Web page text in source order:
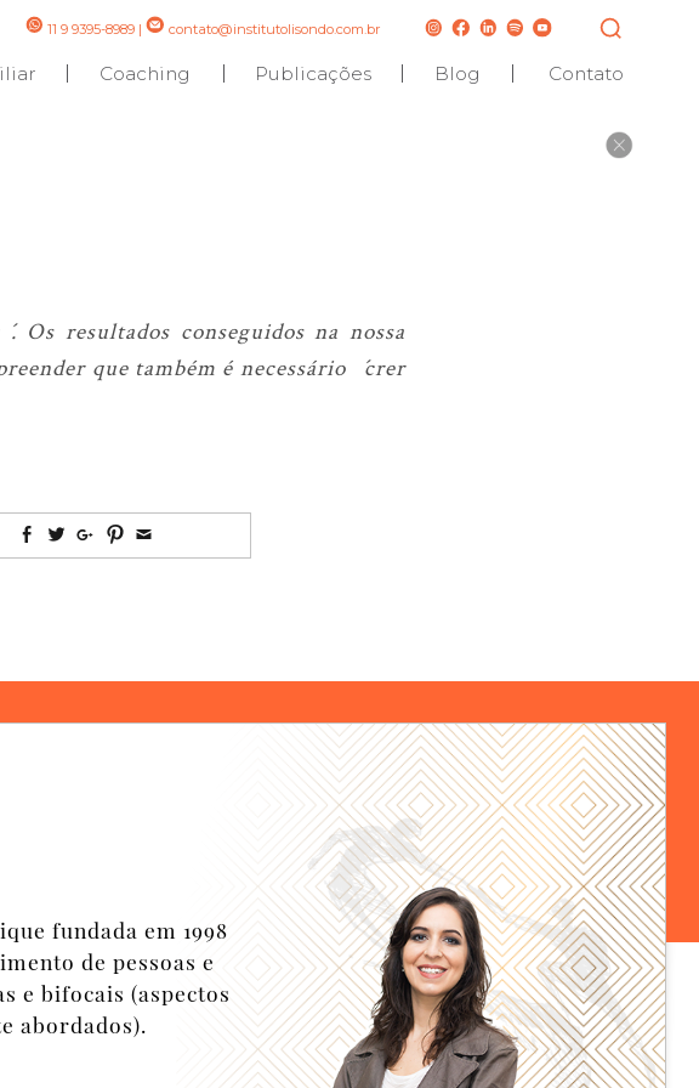
11 9 9395-8989 | contato@institutolisondo.com.br
Coaching Publicações Blog Contato
resultados conseguidos na nossa
que também é necessário ´crer
fundada em 1998
de pessoas e
e bifocais (aspectos
abordados).